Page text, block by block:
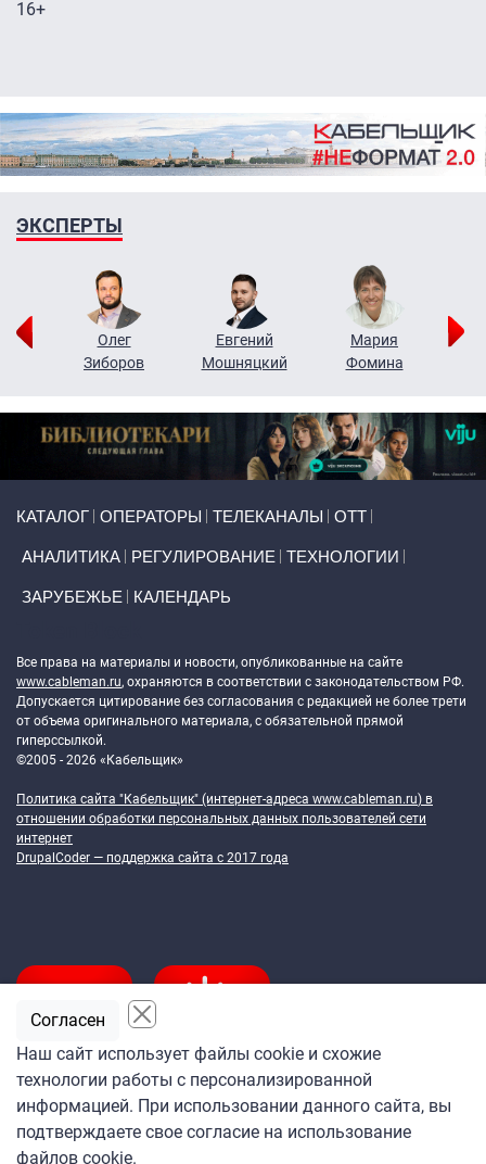
16+
ЭКСПЕРТЫ
Олег
Зиборов
Евгений
Мошняцкий
Мария
Фомина
КАТАЛОГ ОПЕРАТОРЫ ТЕЛЕКАНАЛЫ ОТТ
АНАЛИТИКА РЕГУЛИРОВАНИЕ ТЕХНОЛОГИИ
ЗАРУБЕЖЬЕ КАЛЕНДАРЬ
Все права на материалы и новости, опубликованные на сайте
www.cableman.ru, охраняются в соответствии с законодательством РФ.
Допускается цитирование без согласования с редакцией не более трети
от объема оригинального материала, с обязательной прямой
гиперссылкой.
©2005 - 2026 «Кабельщик»
Политика сайта "Кабельщик" (интернет-адреса www.cableman.ru) в
отношении обработки персональных данных пользователей сети
интернет
DrupalCoder — поддержка сайта c 2017 года
Подпишитесь
на ежедневную рассылку
«Кабельщика»
Наш сайт использует файлы cookie и схожие
технологии работы с персонализированной
информацией. При использовании данного сайта, вы
подтверждаете свое согласие на использование
файлов cookie.
Согласен